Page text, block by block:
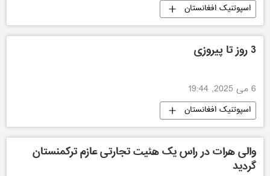
اسپوتنیک افغانستان
3 روز تا پیروزی
6 می 2025, 19:44
اسپوتنیک افغانستان
والی هرات در راس یک هئیت تجارتی عازم ترکمنستان
گردید